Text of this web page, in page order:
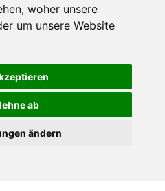
woher unsere
um unsere Website
ab
ändern